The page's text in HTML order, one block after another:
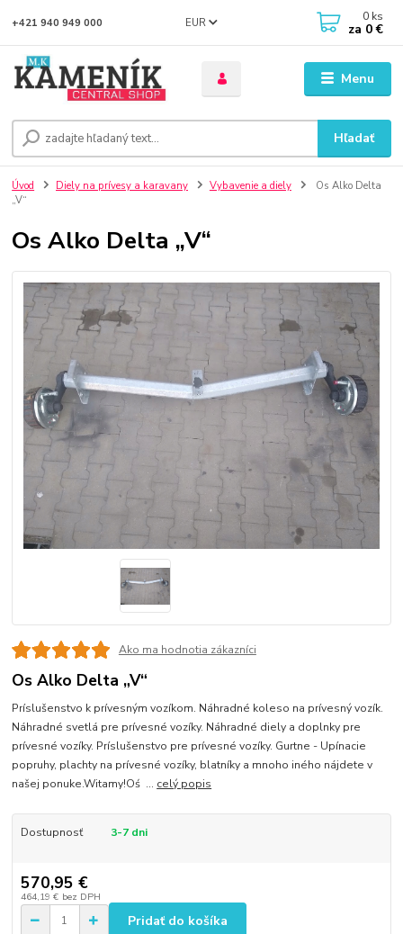
Menu
EUR
Hľadať
+421 940 949 000 0 ks
za 0 €
Úvod Diely na prívesy a karavany Vybavenie a diely
Os Alko Delta
„V“
Os Alko Delta „V“
Ako ma hodnotia zákazníci
Os Alko Delta „V“
Príslušenstvo k prívesným vozíkom. Náhradné koleso na prívesný vozík.
Náhradné svetlá pre prívesné vozíky. Náhradné diely a doplnky pre
prívesné vozíky. Príslušenstvo pre prívesné vozíky. Gurtne - Upínacie
popruhy, plachty na prívesné vozíky, blatníky a mnoho iného nájdete v
našej ponuke.Witamy!Oś ... celý popis
Dostupnosť 3-7 dni
570,95 €
464,19 € bez DPH
Pridať do košíka